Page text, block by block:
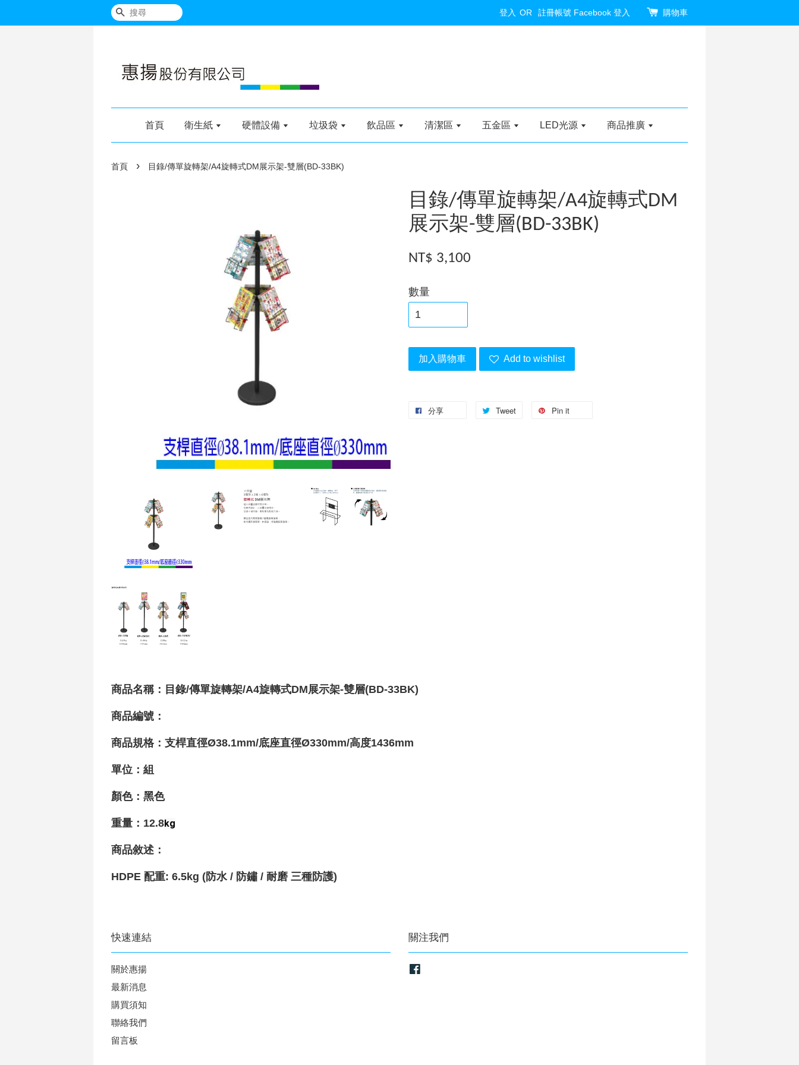
搜尋 登入 OR 註冊帳號 Facebook 登入 購物車
首頁 衛生紙 硬體設備 垃圾袋 飲品區 清潔區 五金區 LED光源 商品推廣
首頁 › 目錄/傳單旋轉架/A4旋轉式DM展示架-雙層(BD-33BK)
目錄/傳單旋轉架/A4旋轉式DM
展示架-雙層(BD-33BK)
NT$ 3,100
數量
加入購物車 Add to wishlist
分享 Tweet Pin it
商品名稱：目錄/傳單旋轉架/A4旋轉式DM展示架-雙層(BD-33BK)
商品編號：
商品規格： 支桿直徑Ø38.1mm/底座直徑Ø330mm/高度1436mm
單位：組
顏色：黑色
重量 ：12.8kg
商品敘述：
HDPE 配重: 6.5kg (防水 / 防鏽 / 耐磨 三種防護)
快速連結
關於惠揚
最新消息
購買須知
聯絡我們
留言板
關注我們